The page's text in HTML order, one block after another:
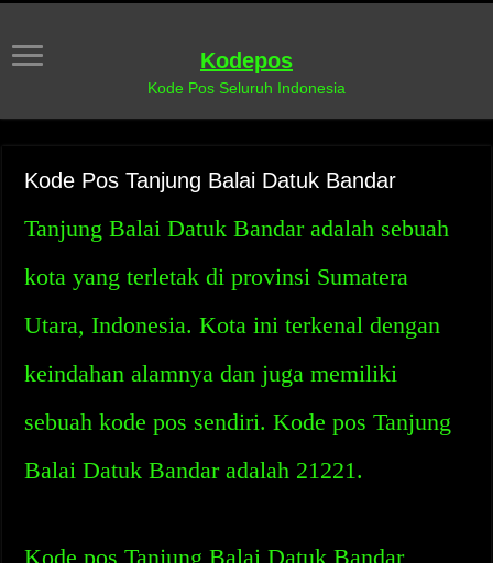
Kodepos
Kode Pos Seluruh Indonesia
Kode Pos Tanjung Balai Datuk Bandar
Tanjung Balai Datuk Bandar adalah sebuah
kota yang terletak di provinsi Sumatera
Utara, Indonesia. Kota ini terkenal dengan
keindahan alamnya dan juga memiliki
sebuah kode pos sendiri. Kode pos Tanjung
Balai Datuk Bandar adalah 21221.
Kode pos Tanjung Balai Datuk Bandar